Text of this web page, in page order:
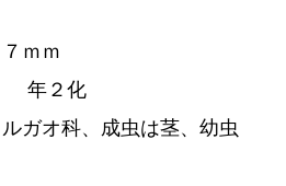
ｍｍ
年２化
ガオ科、成虫は茎、幼虫